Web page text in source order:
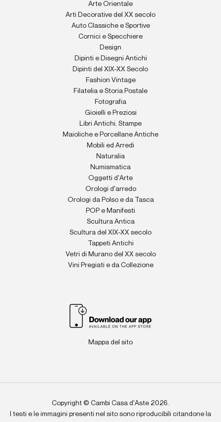
Arte Orientale
Arti Decorative del XX secolo
Auto Classiche e Sportive
Cornici e Specchiere
Design
Dipinti e Disegni Antichi
Dipinti del XIX-XX Secolo
Fashion Vintage
Filatelia e Storia Postale
Fotografia
Gioielli e Preziosi
Libri Antichi, Stampe
Maioliche e Porcellane Antiche
Mobili ed Arredi
Naturalia
Numismatica
Oggetti d'Arte
Orologi d'arredo
Orologi da Polso e da Tasca
POP e Manifesti
Scultura Antica
Scultura del XIX-XX secolo
Tappeti Antichi
Vetri di Murano del XX secolo
Vini Pregiati e da Collezione
Mappa del sito
Copyright © Cambi Casa d'Aste 2026.
I testi e le immagini presenti nel sito sono riproducibili citandone la